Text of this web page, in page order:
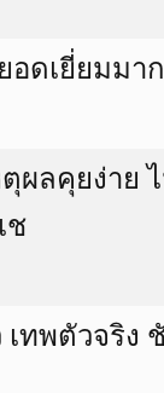
อดเยี่ยมมา
ผลคุยง่าย
ช
ทพตัวจริง